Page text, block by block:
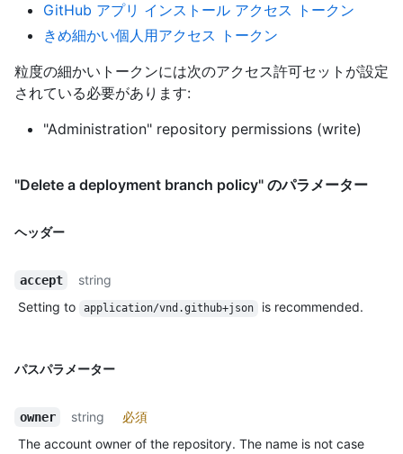
GitHub アプリ インストール アクセス トークン
きめ細かい個人用アクセス トークン
粒度の細かいトークンには次のアクセス許可セットが設定
されている必要があります:
"Administration" repository permissions (write)
"Delete a deployment branch policy" のパラメーター
ヘッダー
accept
string
Setting to
application/vnd.github+json is recommended.
パスパラメーター
owner string
必須
The account owner of the repository. The name is not case